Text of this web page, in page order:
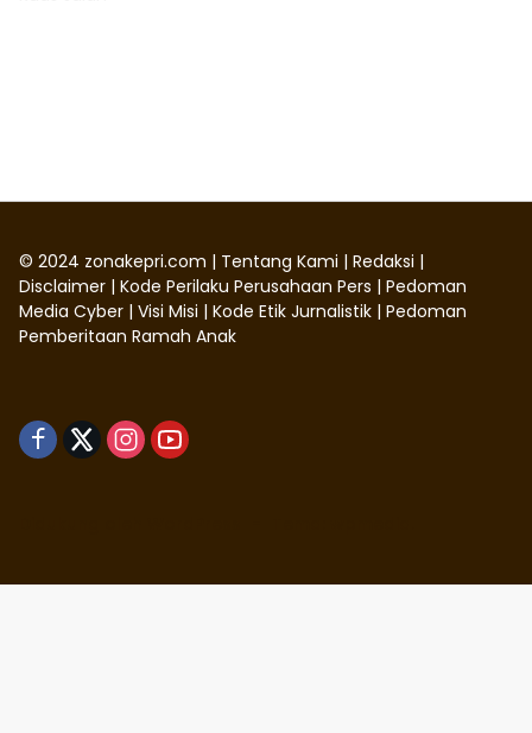
© 2024 zonakepri.com | Tentang Kami | Redaksi |
Disclaimer | Kode Perilaku Perusahaan Pers | Pedoman
Media Cyber | Visi Misi | Kode Etik Jurnalistik | Pedoman
Pemberitaan Ramah Anak